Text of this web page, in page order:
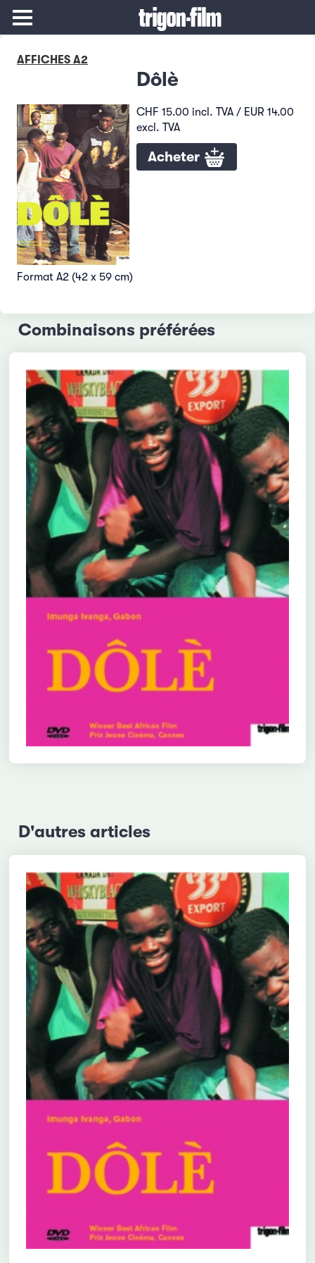
AFFICHES A2
Dôlè
CHF 15.00 incl. TVA / EUR 14.00
excl. TVA
Acheter
Format A2 (42 x 59 cm)
Combinaisons préférées
D'autres articles